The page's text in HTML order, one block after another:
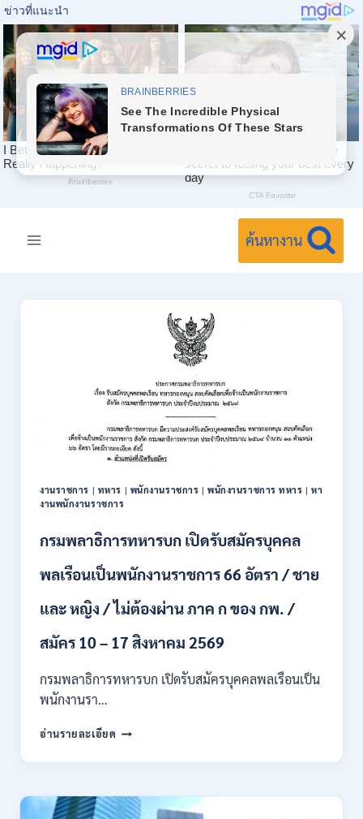
ค้นหางาน
งานราชการ | ทหาร | พนักงานราชการ |พนักงานราชการ ทหาร |หา
งานพนักงานราชการ
กรมพลาธิการทหารบก เปิดรับสมัครบุคคล
พลเรือนเป็นพนักงานราชการ 66 อัตรา / ชาย
และ หญิง / ไม่ต้องผ่าน ภาค ก ของ กพ. /
สมัคร 10 – 17 สิงหาคม 2569
กรมพลาธิการทหารบก เปิดรับสมัครบุคคลพลเรือนเป็น
พนักงานรา…
อ่านรายละเอียด กรม
ทหาร
เปิด
รับ